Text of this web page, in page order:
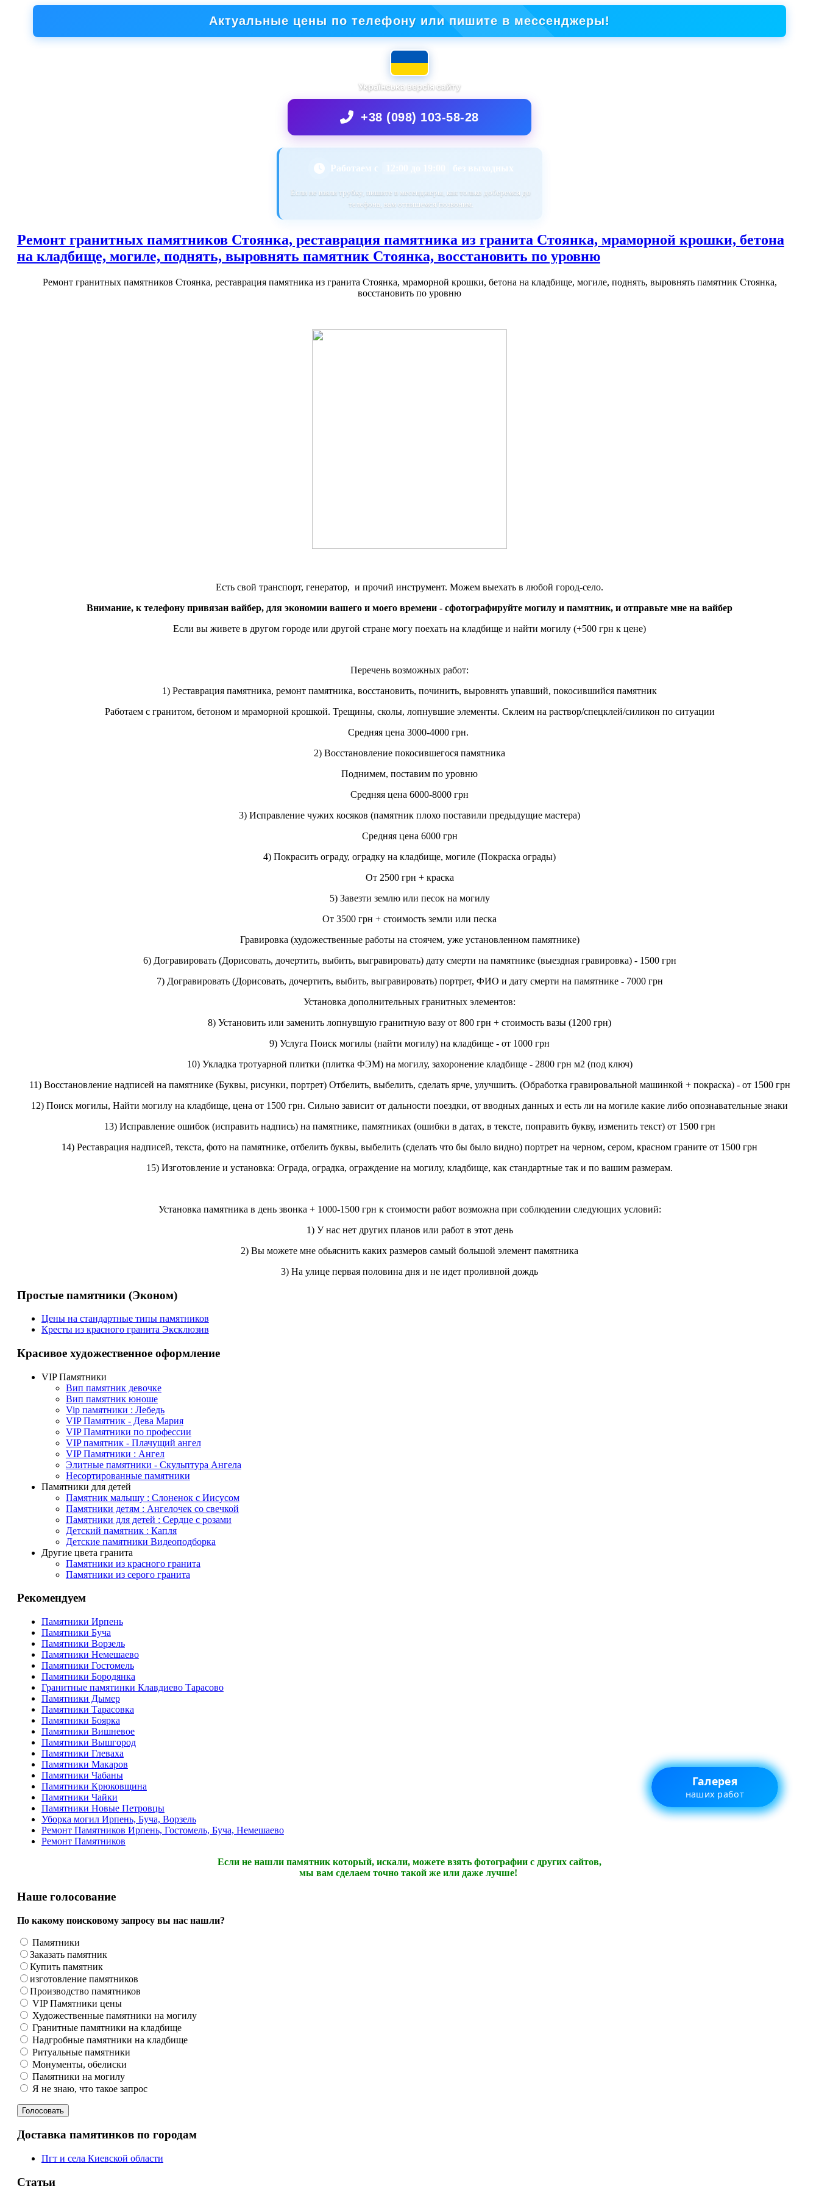
Актуальные цены по телефону или пишите в мессенджеры!
Українська версія сайту
+38 (098) 103-58-28
Работаем с без выходных
Если не взяли трубку, пишите в месенджеры, как только доберемся до
телефона, вам отпишемся/позвоним.
Ремонт гранитных памятников Стоянка, реставрация памятника из гранита Стоянка, мраморной крошки, бетона
на кладбище, могиле, поднять, выровнять памятник Стоянка, восстановить по уровню
Ремонт гранитных памятников Стоянка, реставрация памятника из гранита Стоянка, мраморной крошки, бетона на кладбище, могиле, поднять, выровнять памятник Стоянка,
восстановить по уровню
Есть свой транспорт, генератор, и прочий инструмент. Можем выехать в любой город-село.
Внимание, к телефону привязан вайбер, для экономии вашего и моего времени - сфотографируйте могилу и памятник, и отправьте мне на вайбер
Если вы живете в другом городе или другой стране могу поехать на кладбище и найти могилу (+500 грн к цене)
Перечень возможных работ:
1) Реставрация памятника, ремонт памятника, восстановить, починить, выровнять упавший, покосившийся памятник
Работаем с гранитом, бетоном и мраморной крошкой. Трещины, сколы, лопнувшие элементы. Склеим на раствор/спецклей/силикон по ситуации
Средняя цена 3000-4000 грн.
2) Восстановление покосившегося памятника
Поднимем, поставим по уровню
Средняя цена 6000-8000 грн
3) Исправление чужих косяков (памятник плохо поставили предыдущие мастера)
Средняя цена 6000 грн
4) Покрасить ограду, оградку на кладбище, могиле (Покраска ограды)
От 2500 грн + краска
5) Завезти землю или песок на могилу
От 3500 грн + стоимость земли или песка
Гравировка (художественные работы на стоячем, уже установленном памятнике)
6) Догравировать (Дорисовать, дочертить, выбить, выгравировать) дату смерти на памятнике (выездная гравировка) - 1500 грн
7) Догравировать (Дорисовать, дочертить, выбить, выгравировать) портрет, ФИО и дату смерти на памятнике - 7000 грн
Установка дополнительных гранитных элементов:
8) Установить или заменить лопнувшую гранитную вазу от 800 грн + стоимость вазы (1200 грн)
9) Услуга Поиск могилы (найти могилу) на кладбище - от 1000 грн
10) Укладка тротуарной плитки (плитка ФЭМ) на могилу, захоронение кладбище - 2800 грн м2 (под ключ)
11) Восстановление надписей на памятнике (Буквы, рисунки, портрет) Отбелить, выбелить, сделать ярче, улучшить. (Обработка гравировальной машинкой + покраска) - от 1500 грн
12) Поиск могилы, Найти могилу на кладбище, цена от 1500 грн. Сильно зависит от дальности поездки, от вводных данных и есть ли на могиле какие либо опознавательные знаки
13) Исправление ошибок (исправить надпись) на памятнике, памятниках (ошибки в датах, в тексте, поправить букву, изменить текст) от 1500 грн
14) Реставрация надписей, текста, фото на памятнике, отбелить буквы, выбелить (сделать что бы было видно) портрет на черном, сером, красном граните от 1500 грн
15) Изготовление и установка: Ограда, оградка, ограждение на могилу, кладбище, как стандартные так и по вашим размерам.
Установка памятника в день звонка + 1000-1500 грн к стоимости работ возможна при соблюдении следующих условий:
1) У нас нет других планов или работ в этот день
2) Вы можете мне обьяснить каких размеров самый большой элемент памятника
3) На улице первая половина дня и не идет проливной дождь
Простые памятники (Эконом)
Цены на стандартные типы памятников
Кресты из красного гранита Эксклюзив
Красивое художественное оформление
VIP Памятники
Вип памятник девочке
Вип памятник юноше
Vip памятники : Лебедь
VIP Памятник - Дева Мария
VIP Памятники по профессии
VIP памятник - Плачущий ангел
VIP Памятники : Ангел
Элитные памятники - Скульптура Ангела
Несортированные памятники
Памятники для детей
Памятник малышу : Слоненок с Иисусом
Памятники детям : Ангелочек со свечкой
Памятники для детей : Сердце с розами
Детский памятник : Капля
Детские памятники Видеоподборка
Другие цвета гранита
Памятники из красного гранита
Памятники из серого гранита
Рекомендуем
Памятники Ирпень
Памятники Буча
Памятники Ворзель
Памятники Немешаево
Памятники Гостомель
Памятники Бородянка
Гранитные памятинки Клавдиево Тарасово
Памятники Дымер
Памятники Тарасовка
Памятники Боярка
Памятники Вишневое
Памятники Вышгород
Памятники Глеваха
Памятники Макаров
Памятники Чабаны
Памятники Крюковщина
Памятники Чайки
Памятники Новые Петровцы
Уборка могил Ирпень, Буча, Ворзель
Ремонт Памятников Ирпень, Гостомель, Буча, Немешаево
Ремонт Памятников
Если не нашли памятник который, искали, можете взять фотографии с других сайтов,
мы вам сделаем точно такой же или даже лучше!
Наше голосование
По какому поисковому запросу вы нас нашли?
Памятники
Заказать памятник
Купить памятник
изготовление памятников
Производство памятников
VIP Памятники цены
Художественные памятники на могилу
Гранитные памятники на кладбище
Надгробные памятники на кладбище
Ритуальные памятники
Монументы, обелиски
Памятники на могилу
Я не знаю, что такое запрос
Доставка памятинков по городам
Пгт и села Киевской области
Статьи
Галерея
наших работ